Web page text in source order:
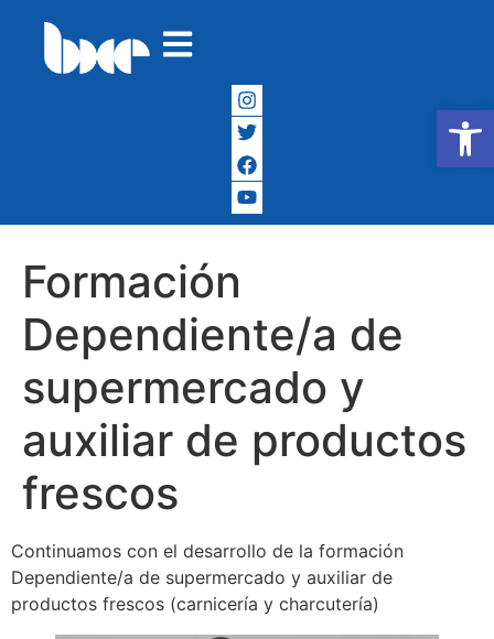
Abrir
Formación
Dependiente/a de
supermercado y
auxiliar de productos
frescos
Continuamos con el desarrollo de la formación
Dependiente/a de supermercado y auxiliar de
productos frescos (carnicería y charcutería)